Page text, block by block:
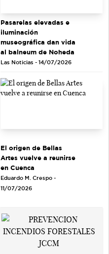
Pasarelas elevadas e
iluminación
museográfica dan vida
al balneum de Noheda
Las Noticias - 14/07/2026
El origen de Bellas
Artes vuelve a reunirse
en Cuenca
Eduardo M. Crespo -
11/07/2026